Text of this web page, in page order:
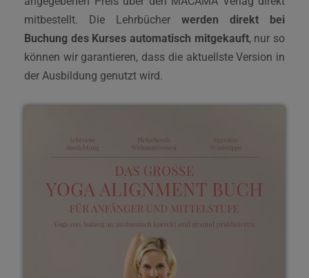
mitbestellt. Die Lehrbücher werden direkt bei
Buchung des Kurses automatisch mitgekauft, nur so
können wir garantieren, dass die aktuellste Version in
der Ausbildung genutzt wird.